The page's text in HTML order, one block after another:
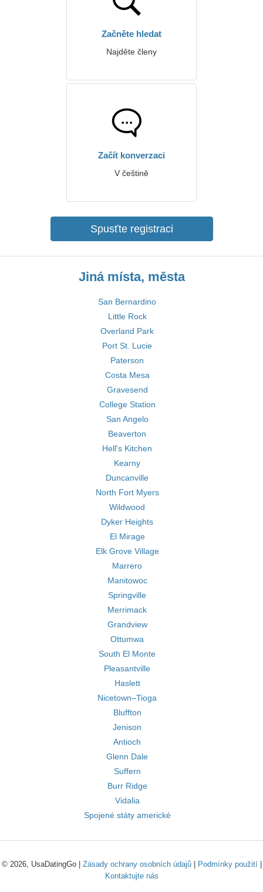
Začněte hledat
Najděte členy
Začít konverzaci
V češtině
Spusťte registraci
Jiná místa, města
San Bernardino
Little Rock
Overland Park
Port St. Lucie
Paterson
Costa Mesa
Gravesend
College Station
San Angelo
Beaverton
Hell's Kitchen
Kearny
Duncanville
North Fort Myers
Wildwood
Dyker Heights
El Mirage
Elk Grove Village
Marrero
Manitowoc
Springville
Merrimack
Grandview
Ottumwa
South El Monte
Pleasantville
Haslett
Nicetown–Tioga
Bluffton
Jenison
Antioch
Glenn Dale
Suffern
Burr Ridge
Vidalia
Spojené státy americké
© 2026, UsaDatingGo | Zásady ochrany osobních údajů| Podmínky použití|
Kontaktujte nás